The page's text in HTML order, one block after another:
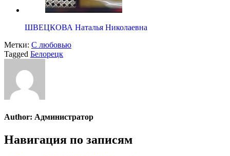
ШВЕЦКОВА Наталья Николаевна
Метки: С любовью
Tagged Белорецк
Author: Администратор
Навигация по записям